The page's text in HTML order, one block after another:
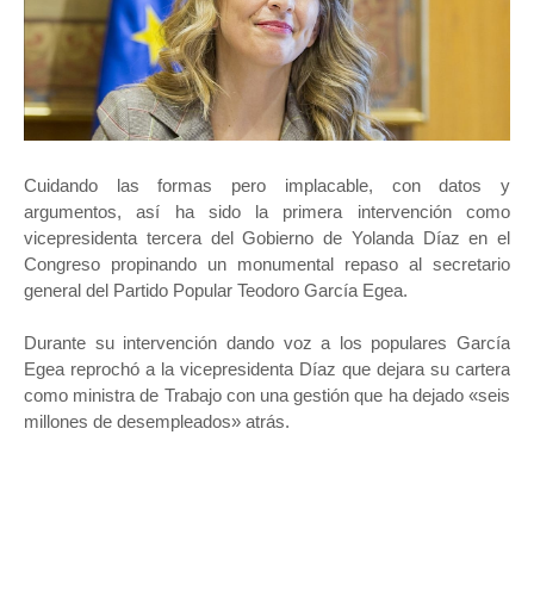
Cuidando las formas pero implacable, con datos y
argumentos, así ha sido la primera intervención como
vicepresidenta tercera del Gobierno de Yolanda Díaz en el
Congreso propinando un monumental repaso al secretario
general del Partido Popular Teodoro García Egea.
Durante su intervención dando voz a los populares García
Egea reprochó a la vicepresidenta Díaz que dejara su cartera
como ministra de Trabajo con una gestión que ha dejado «seis
millones de desempleados» atrás.